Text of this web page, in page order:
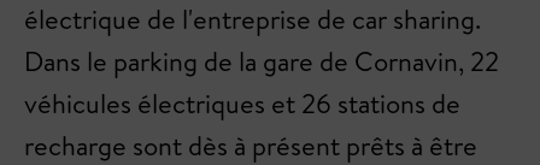
électrique de l'entreprise de car sharing.
Dans le parking de la gare de Cornavin, 22
véhicules électriques et 26 stations de
recharge sont dès à présent prêts à être